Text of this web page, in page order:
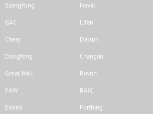
SsangYong
Haval
GAC
Lifan
Chery
Datsun
Dongfeng
Changan
Great Wall
Ravon
FAW
BAIC
Exeed
Forthing